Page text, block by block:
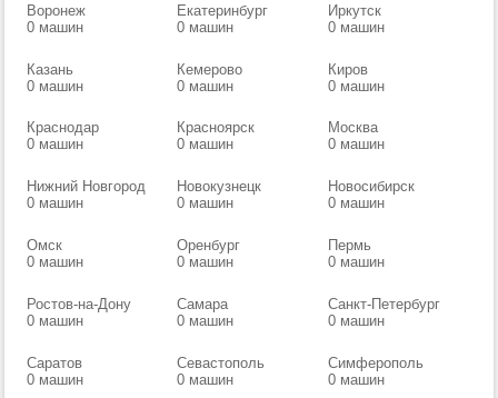
Воронеж
0 машин
Екатеринбург
0 машин
Иркутск
0 машин
Казань
0 машин
Кемерово
0 машин
Киров
0 машин
Краснодар
0 машин
Красноярск
0 машин
Москва
0 машин
Нижний Новгород
0 машин
Новокузнецк
0 машин
Новосибирск
0 машин
Омск
0 машин
Оренбург
0 машин
Пермь
0 машин
Ростов-на-Дону
0 машин
Самара
0 машин
Санкт-Петербург
0 машин
Саратов
0 машин
Севастополь
0 машин
Симферополь
0 машин